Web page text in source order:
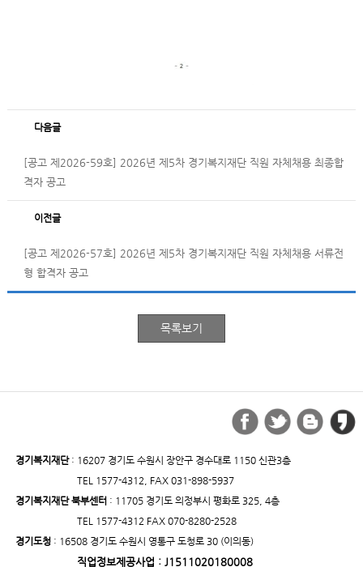
다음글
[공고 제2026-59호] 2026년 제5차 경기복지재단 직원 자체채용 최종합
격자 공고
이전글
[공고 제2026-57호] 2026년 제5차 경기복지재단 직원 자체채용 서류전
형 합격자 공고
경기복지재단: 16207 경기도 수원시 장안구 경수대로 1150 신관3층
TEL 1577-4312, FAX 031-898-5937
경기복지재단 북부센터 : 11705 경기도 의정부시 평화로 325, 4층
TEL 1577-4312 FAX 070-8280-2528
경기도청: 16508 경기도 수원시 영통구 도청로 30 (이의동)
직업정보제공사업 : J1511020180008